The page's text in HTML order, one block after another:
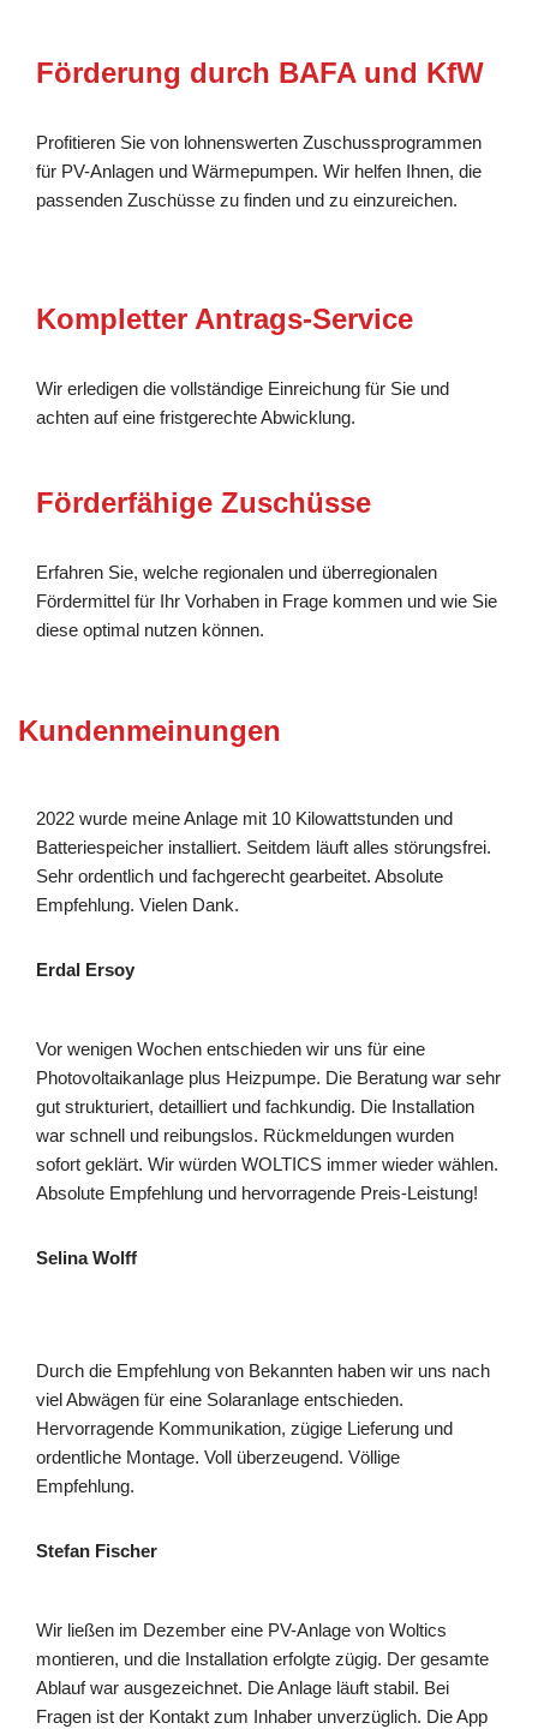
Förderung durch BAFA und KfW
Profitieren Sie von lohnenswerten Zuschussprogrammen
für PV-Anlagen und Wärmepumpen. Wir helfen Ihnen, die
passenden Zuschüsse zu finden und zu einzureichen.
Kompletter Antrags-Service
Wir erledigen die vollständige Einreichung für Sie und
achten auf eine fristgerechte Abwicklung.
Förderfähige Zuschüsse
Erfahren Sie, welche regionalen und überregionalen
Fördermittel für Ihr Vorhaben in Frage kommen und wie Sie
diese optimal nutzen können.
Kundenmeinungen
2022 wurde meine Anlage mit 10 Kilowattstunden und
Batteriespeicher installiert. Seitdem läuft alles störungsfrei.
Sehr ordentlich und fachgerecht gearbeitet. Absolute
Empfehlung. Vielen Dank.
Erdal Ersoy
Vor wenigen Wochen entschieden wir uns für eine
Photovoltaikanlage plus Heizpumpe. Die Beratung war sehr
gut strukturiert, detailliert und fachkundig. Die Installation
war schnell und reibungslos. Rückmeldungen wurden
sofort geklärt. Wir würden WOLTICS immer wieder wählen.
Absolute Empfehlung und hervorragende Preis-Leistung!
Selina Wolff
Durch die Empfehlung von Bekannten haben wir uns nach
viel Abwägen für eine Solaranlage entschieden.
Hervorragende Kommunikation, zügige Lieferung und
ordentliche Montage. Voll überzeugend. Völlige
Empfehlung.
Stefan Fischer
Wir ließen im Dezember eine PV-Anlage von Woltics
montieren, und die Installation erfolgte zügig. Der gesamte
Ablauf war ausgezeichnet. Die Anlage läuft stabil. Bei
Fragen ist der Kontakt zum Inhaber unverzüglich. Die App